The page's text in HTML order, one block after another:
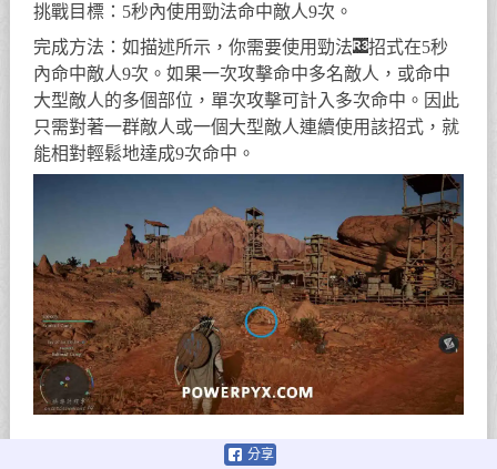
挑戰目標：5秒內使用勁法命中敵人9次。
完成方法：如描述所示，你需要使用勁法
招式在5秒
內命中敵人9次。如果一次攻擊命中多名敵人，或命中
大型敵人的多個部位，單次攻擊可計入多次命中。因此
只需對著一群敵人或一個大型敵人連續使用該招式，就
能相對輕鬆地達成9次命中。
挑戰4：沉沒的要塞 分享